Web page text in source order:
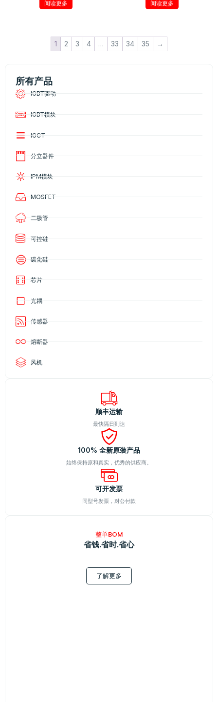
所有产品
IGBT驱动
IGBT模块
IGCT
分立器件
IPM模块
MOSFET
二极管
可控硅
碳化硅
芯片
光耦
传感器
熔断器
风机
顺丰运输
最快隔日到达
100% 全新原装产品
始终保持原和真实，优秀的供应商。
可开发票
同型号发票，对公付款
整单BOM
省钱.省时.省心
了解更多
阅读更多 阅读更多
1 2 3 4 … 33 34 35 →